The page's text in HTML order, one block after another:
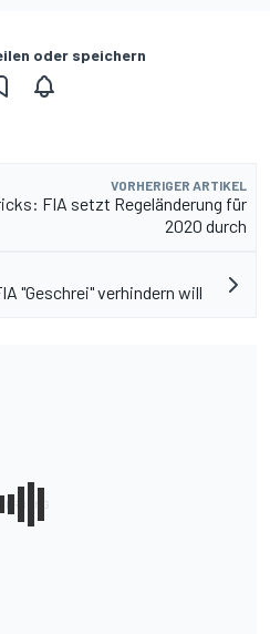
oder speichern
VORHERIGER ARTIKEL
FIA setzt Regeländerung für
2020 durch
"Geschrei" verhindern will